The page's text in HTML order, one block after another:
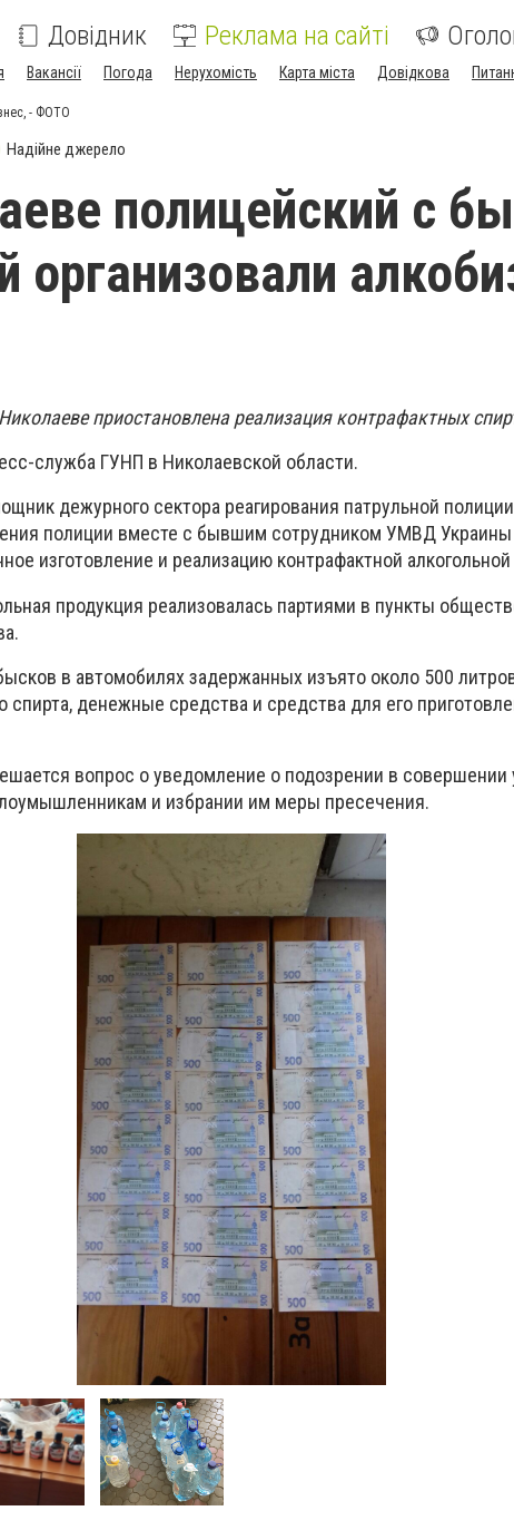
Довідник Реклама на сайті
Вакансії Погода Нерухомість Карта міста Довідкова
- ФОТО
Надійне джерело
полицейский с
организовали
приостановлена ​​реализация контрафактных
служба ГУНП в Николаевской области.
дежурного сектора реагирования патрульной полиции
полиции вместе с бывшим сотрудником УМВД Украины
изготовление и реализацию контрафактной
продукция реализовалась партиями в пункты
в автомобилях задержанных изъято около 500
спирта, денежные средства и средства для его
вопрос о уведомление о подозрении в совершении
и избрании им меры пресечения.